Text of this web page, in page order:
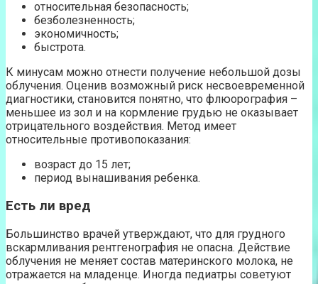
относительная безопасность;
безболезненность;
экономичность;
быстрота.
К минусам можно отнести получение небольшой дозы
облучения. Оценив возможный риск несвоевременной
диагностики, становится понятно, что флюорография –
меньшее из зол и на кормление грудью не оказывает
отрицательного воздействия. Метод имеет
относительные противопоказания:
возраст до 15 лет;
период вынашивания ребенка.
Есть ли вред
Большинство врачей утверждают, что для грудного
вскармливания рентгенография не опасна. Действие
облучения не меняет состав материнского молока, не
отражается на младенце. Иногда педиатры советуют